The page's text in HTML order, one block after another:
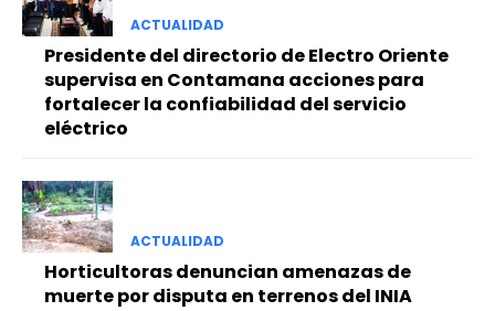
ACTUALIDAD
Presidente del directorio de Electro Oriente
supervisa en Contamana acciones para
fortalecer la confiabilidad del servicio
eléctrico
ACTUALIDAD
Horticultoras denuncian amenazas de
muerte por disputa en terrenos del INIA